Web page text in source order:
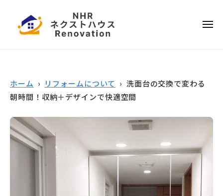
ウ
ス
リ
フ
ォ
メ
ホーム › リフォームについて › 洗面台の交換で変わる
朝時間！収納＋デザインで快適空間
ォ
ー